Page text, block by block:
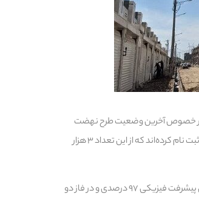
در خصوص آخرین وضعیت طرح نهضت
ملی مسکن در این شهرستان اظهار کرد: در شهرستان اندیمشک در مجموع بیش از ۱۱ هزار و ۷۸۵ نفر ثبت نام کرده‌اند که از این تعداد ۳ هزار
وی افزود: در این شهرستان طرح نهضت ملی مسکن در دو فاز اجرا می‌شود، در فاز یک این پروژه دارای پیشرفت فیزیکی ۹۷ درصدی و در فاز دو